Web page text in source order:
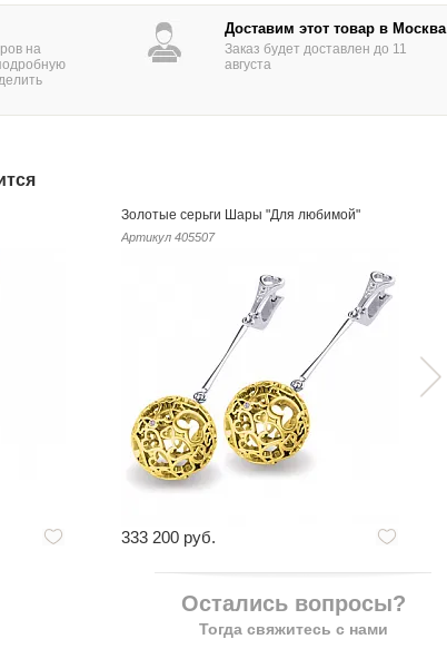
на
Доставим этот товар в Москва
Заказ будет доставлен до 11
августа
Золотые серьги Шары "Для любимой"
Артикул 405507
333 200 руб.
Остались вопросы?
Тогда свяжитесь с нами